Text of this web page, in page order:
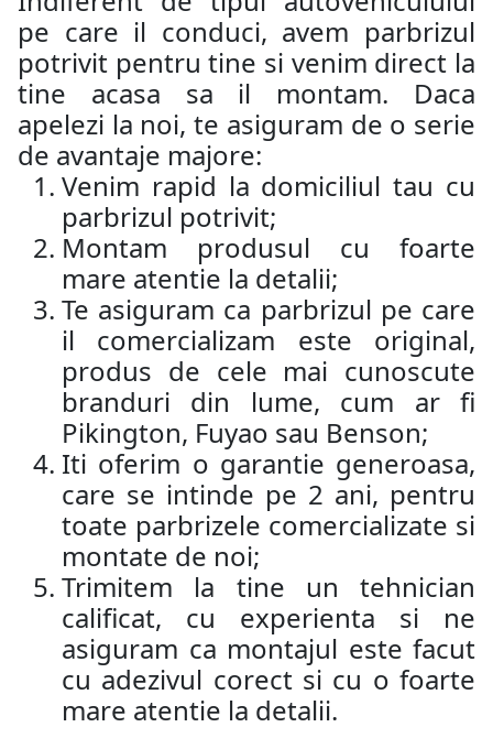
pe care il conduci, avem parbrizul
potrivit pentru tine si venim direct la
tine acasa sa il montam. Daca
apelezi la noi, te asiguram de o serie
de avantaje majore:
Venim rapid la domiciliul tau cu
parbrizul potrivit;
Montam produsul cu foarte
mare atentie la detalii;
Te asiguram ca parbrizul pe care
il comercializam este original,
produs de cele mai cunoscute
branduri din lume, cum ar fi
Pikington, Fuyao sau Benson;
Iti oferim o garantie generoasa,
care se intinde pe 2 ani, pentru
toate parbrizele comercializate si
montate de noi;
Trimitem la tine un tehnician
calificat, cu experienta si ne
asiguram ca montajul este facut
cu adezivul corect si cu o foarte
mare atentie la detalii.